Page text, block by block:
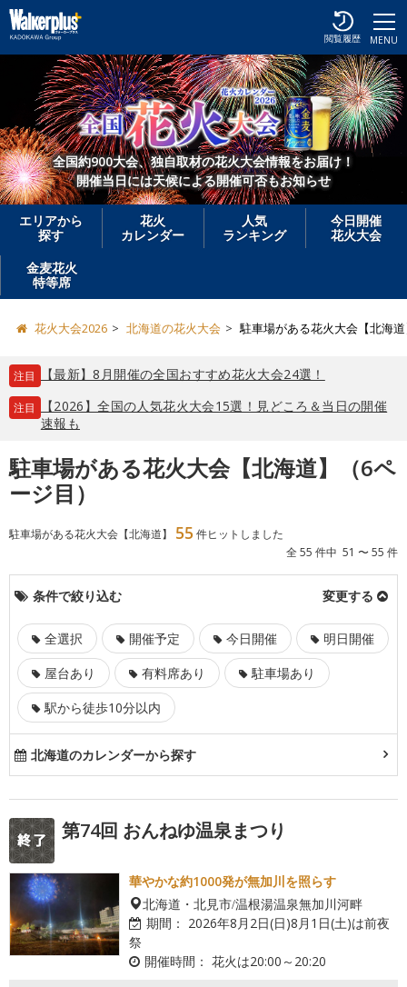
MENU
閲覧履歴
全国約900大会、独自取材の花火大会情報をお届け！
開催当日には天候による開催可否もお知らせ
エリアから
探す
花火
カレンダー
人気
ランキング
今日開催
花火大会
金麦花火
特等席
花火大会2026 北海道の花火大会 駐車場がある花火大会【北海
注目 【最新】8月開催の全国おすすめ花火大会24選！
注目
【2026】全国の人気花火大会15選！見どころ＆当日の開催
速報も
駐車場がある花火大会【北海道】（6ペ
ージ目）
駐車場がある花火大会【北海道】 55 件ヒットしました
全 55 件中 51 〜 55 件
条件で絞り込む 変更する
全選択 開催予定 今日開催
明日開催
屋台あり
有料席あり
駐車場あり
駅から徒歩10分以内
北海道のカレンダーから探す
第74回 おんねゆ温泉まつり
華やかな約1000発が無加川を照らす
北海道・北見市/温根湯温泉無加川河畔
期間： 2026年8月2日(日)8月1日(土)は前夜
祭
開催時間： 花火は20:00～20:20